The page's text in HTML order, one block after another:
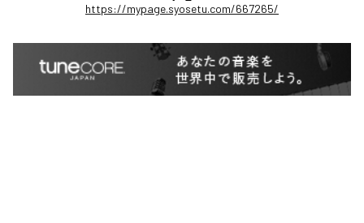
https://mypage.syosetu.com/667265/